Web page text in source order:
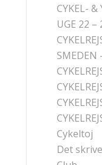
CYKEL- &
UGE 22 –
SMEDEN
Cykeltoj
Det